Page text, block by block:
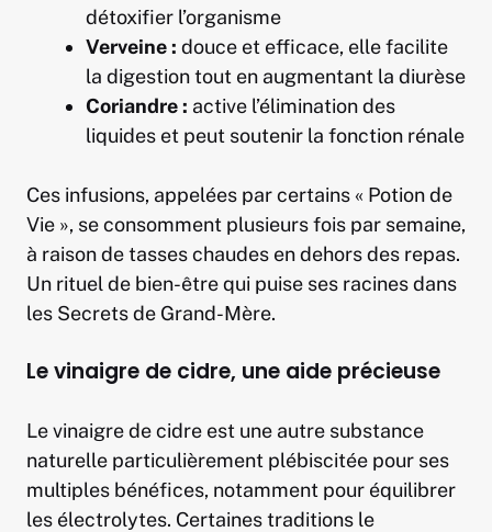
détoxifier l’organisme
Verveine : douce et efficace, elle facilite
la digestion tout en augmentant la diurèse
Coriandre : active l’élimination des
liquides et peut soutenir la fonction rénale
Ces infusions, appelées par certains « Potion de
Vie », se consomment plusieurs fois par semaine,
à raison de tasses chaudes en dehors des repas.
Un rituel de bien-être qui puise ses racines dans
les Secrets de Grand-Mère.
Le vinaigre de cidre, une aide précieuse
Le vinaigre de cidre est une autre substance
naturelle particulièrement plébiscitée pour ses
multiples bénéfices, notamment pour équilibrer
les électrolytes. Certaines traditions le